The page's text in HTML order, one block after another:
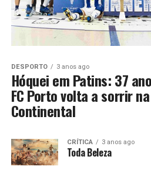
DESPORTO 3 anos ago
Hóquei em Patins: 37
FC Porto volta a sorrir
Continental
CRÍTICA 3 anos ago
Toda Beleza